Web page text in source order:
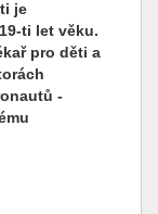
je
ti let věku.
pro děti a
-